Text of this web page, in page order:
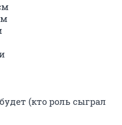
(кто роль сыграл